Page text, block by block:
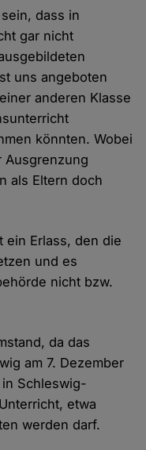
dass in
gar nicht
uns angeboten
anderen Klasse
könnten. Wobei
Ausgrenzung
als Eltern doch
ein Erlass, den die
und es
nicht bzw.
da das
am 7. Dezember
Schleswig-
etwa
werden darf.